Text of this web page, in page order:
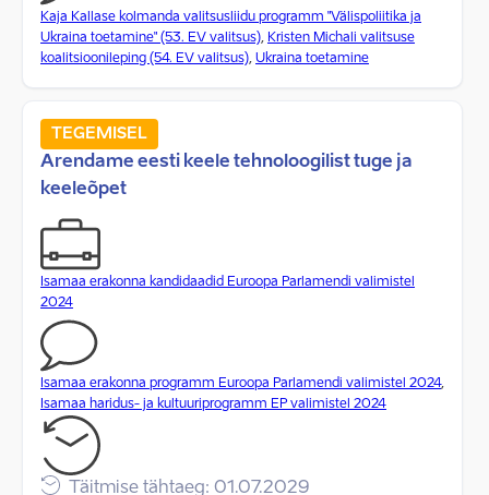
Kaja Kallase kolmanda valitsusliidu programm "Välispoliitika ja
Ukraina toetamine" (53. EV valitsus), Kristen Michali valitsuse
koalitsioonileping (54. EV valitsus), Ukraina toetamine
TEGEMISEL
Arendame eesti keele tehnoloogilist tuge ja
keeleõpet
Isamaa erakonna kandidaadid Euroopa Parlamendi valimistel
2024
Isamaa erakonna programm Euroopa Parlamendi valimistel 2024,
Isamaa haridus- ja kultuuriprogramm EP valimistel 2024
Täitmise tähtaeg: 01.07.2029